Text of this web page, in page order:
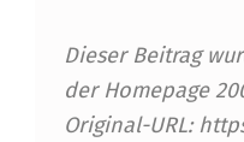
Dieser Beitrag
der Homepage
Original-URL: